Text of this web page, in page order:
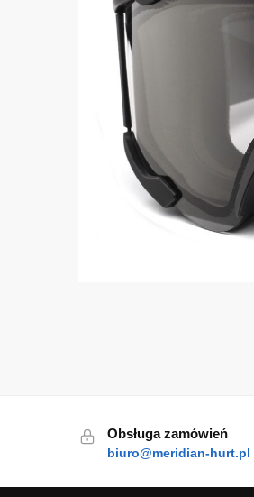
Obsługa zamówień
biuro@meridian-hurt.pl